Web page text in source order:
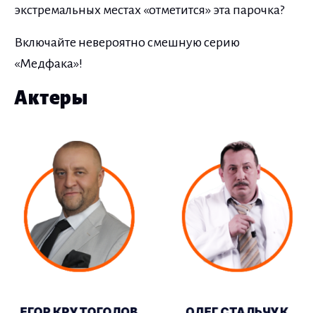
экстремальных местах «отметится» эта парочка?
Включайте невероятно смешную серию
«Медфака»!
Актеры